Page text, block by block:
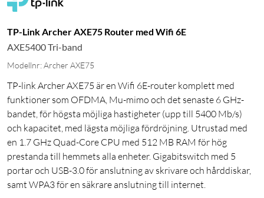
TP-Link Archer AXE75 Router med Wifi 6E
AXE5400 Tri-band
Modellnr: Archer AXE75
TP-link Archer AXE75 är en Wifi 6E-router komplett med
funktioner som OFDMA, Mu-mimo och det senaste 6 GHz-
bandet, för högsta möjliga hastigheter (upp till 5400 Mb/s)
och kapacitet, med lägsta möjliga fördröjning. Utrustad med
en 1.7 GHz Quad-Core CPU med 512 MB RAM för hög
prestanda till hemmets alla enheter. Gigabitswitch med 5
portar och USB-3.0 för anslutning av skrivare och hårddiskar,
samt WPA3 för en säkrare anslutning till internet.